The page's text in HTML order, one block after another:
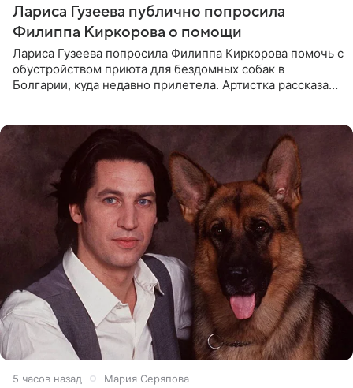
Лариса Гузеева публично попросила
Филиппа Киркорова о помощи
Лариса Гузеева попросила Филиппа Киркорова помочь с
обустройством приюта для бездомных собак в
Болгарии, куда недавно прилетела. Артистка рассказала
5 часов назад Мария Серяпова